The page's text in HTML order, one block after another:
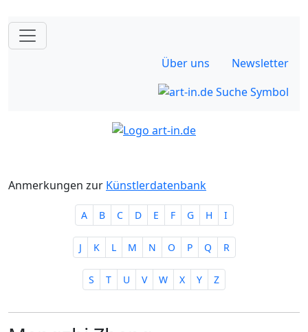
Über uns Newsletter
Anmerkungen zur Künstlerdatenbank
A B C D E F G H I
J K L M N O P Q R
S T U V W X Y Z